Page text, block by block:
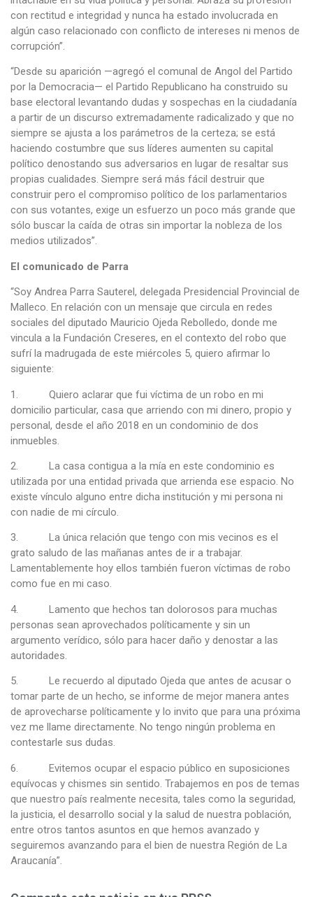
con rectitud e integridad y nunca ha estado involucrada en
algún caso relacionado con conflicto de intereses ni menos de
corrupción”.
“Desde su aparición —agregó el comunal de Angol del Partido
por la Democracia— el Partido Republicano ha construido su
base electoral levantando dudas y sospechas en la ciudadanía
a partir de un discurso extremadamente radicalizado y que no
siempre se ajusta a los parámetros de la certeza; se está
haciendo costumbre que sus líderes aumenten su capital
político denostando sus adversarios en lugar de resaltar sus
propias cualidades. Siempre será más fácil destruir que
construir pero el compromiso político de los parlamentarios
con sus votantes, exige un esfuerzo un poco más grande que
sólo buscar la caída de otras sin importar la nobleza de los
medios utilizados”.
El comunicado de Parra
“Soy Andrea Parra Sauterel, delegada Presidencial Provincial de
Malleco. En relación con un mensaje que circula en redes
sociales del diputado Mauricio Ojeda Rebolledo, donde me
vincula a la Fundación Creseres, en el contexto del robo que
sufrí la madrugada de este miércoles 5, quiero afirmar lo
siguiente:
1. Quiero aclarar que fui víctima de un robo en mi
domicilio particular, casa que arriendo con mi dinero, propio y
personal, desde el año 2018 en un condominio de dos
inmuebles.
2. La casa contigua a la mía en este condominio es
utilizada por una entidad privada que arrienda ese espacio. No
existe vínculo alguno entre dicha institución y mi persona ni
con nadie de mi círculo.
3. La única relación que tengo con mis vecinos es el
grato saludo de las mañanas antes de ir a trabajar.
Lamentablemente hoy ellos también fueron víctimas de robo
como fue en mi caso.
4. Lamento que hechos tan dolorosos para muchas
personas sean aprovechados políticamente y sin un
argumento verídico, sólo para hacer daño y denostar a las
autoridades.
5. Le recuerdo al diputado Ojeda que antes de acusar o
tomar parte de un hecho, se informe de mejor manera antes
de aprovecharse políticamente y lo invito que para una próxima
vez me llame directamente. No tengo ningún problema en
contestarle sus dudas.
6. Evitemos ocupar el espacio público en suposiciones
equívocas y chismes sin sentido. Trabajemos en pos de temas
que nuestro país realmente necesita, tales como la seguridad,
la justicia, el desarrollo social y la salud de nuestra población,
entre otros tantos asuntos en que hemos avanzado y
seguiremos avanzando para el bien de nuestra Región de La
Araucanía”.